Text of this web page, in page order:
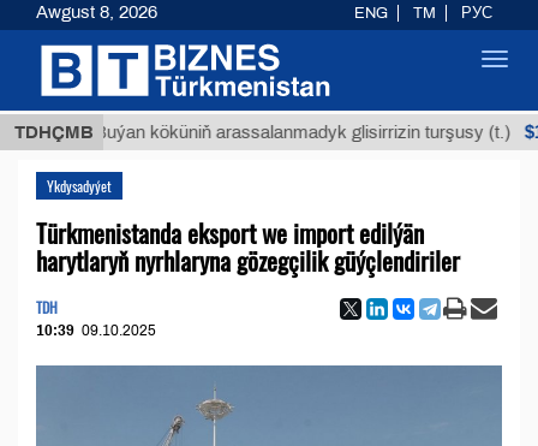
TDHÇMB
Buýan köküniň arassalanmadyk glisirrizin turşusy (t.)
Ykdysadyýet
Türkmenistanda eksport we import edilýän
harytlaryň nyrhlaryna gözegçilik güýçlendiriler
TDH
10:39 09.10.2025
Awgust 8, 2026 ENG TM РУС